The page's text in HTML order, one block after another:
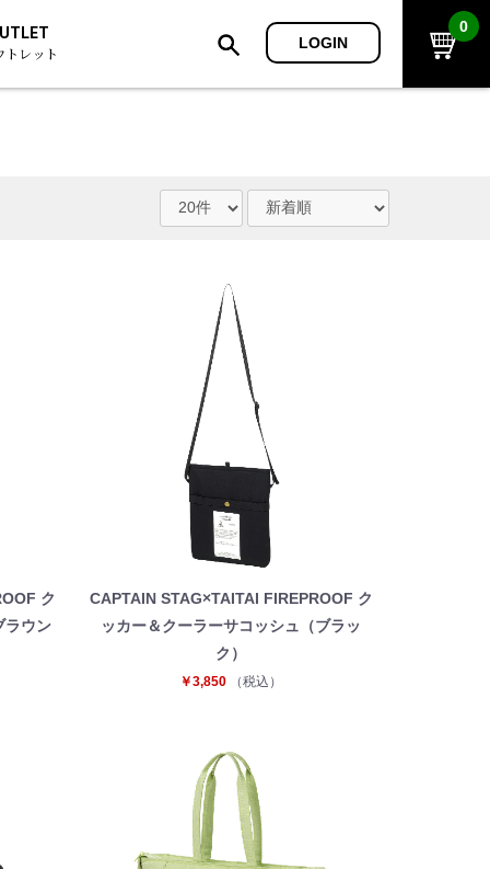
トレット
LOGIN
0
ク
ラウン
CAPTAIN STAG×TAITAI FIREPROOF ク
ッカー＆クーラーサコッシュ（ブラッ
ク）
￥3,850 （税込）